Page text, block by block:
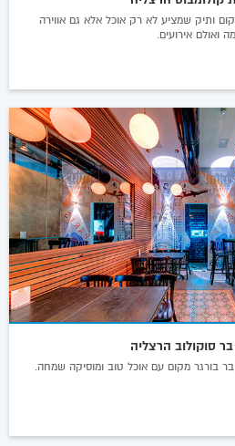
ותיק שמציע לא רק אוכל אלא גם אווירה
ואולם אירועים.
סוקולוב הרצליה
בורגר מקום עם אוכל טוב ומוסיקה שמחה.